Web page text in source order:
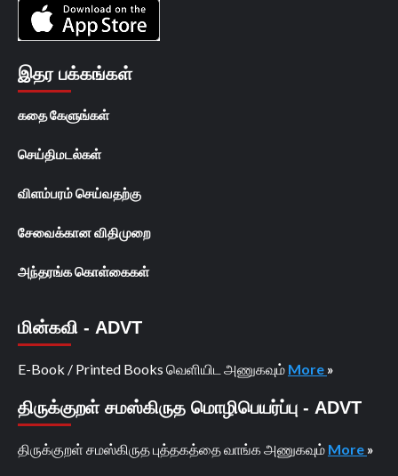
இதர பக்கங்கள்
கதை கேளுங்கள்
செய்திமடல்கள்
விளம்பரம் செய்வதற்கு
சேவைக்கான விதிமுறை
அந்தரங்க கொள்கைகள்
மின்கவி - ADVT
E-Book / Printed Books வெளியிட அணுகவும் More »
திருக்குறள் சமஸ்கிருத மொழிபெயர்ப்பு - ADVT
திருக்குறள் சமஸ்கிருத புத்தகத்தை வாங்க அணுகவும் More »